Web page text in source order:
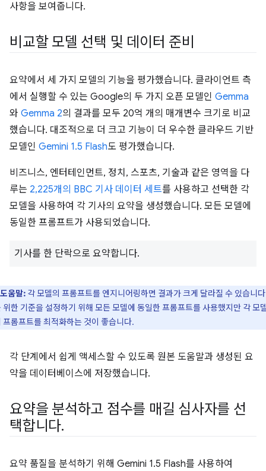
사항을 보여줍니다.
비교할 모델 선택 및 데이터 준비
요약에서 세 가지 모델의 기능을 평가했습니다. 클라이언트 측
에서 실행할 수 있는 Google의 두 가지 오픈 모델인 Gemma
와 Gemma 2의 결과를 모두 20억 개의 매개변수 크기로 비교
했습니다. 대조적으로 더 크고 기능이 더 우수한 클라우드 기반
모델인 Gemini 1.5 Flash도 평가했습니다.
비즈니스, 엔터테인먼트, 정치, 스포츠, 기술과 같은 영역을 다
루는 2,225개의 BBC 기사 데이터 세트를 사용하고 선택한 각
모델을 사용하여 각 기사의 요약을 생성했습니다. 모든 모델에
동일한 프롬프트가 사용되었습니다.
기사를 한 단락으로 요약합니다.
도움말: 각 모델의 프롬프트를 엔지니어링하면 결과가 크게 달라질 수 있습니
위한 기준을 설정하기 위해 모든 모델에 동일한 프롬프트를 사용했지만 각 모
프롬프트를 최적화하는 것이 좋습니다.
각 단계에서 쉽게 액세스할 수 있도록 원본 도움말과 생성된 요
약을 데이터베이스에 저장했습니다.
요약을 분석하고 점수를 매길 심사자를 선
택합니다.
요약 품질을 분석하기 위해 Gemini 1.5 Flash를 사용하여